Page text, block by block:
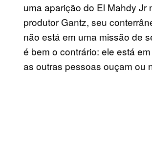
uma aparição do El Mahdy Jr
produtor Gantz, seu
não está em uma missão de
é bem o contrário: ele está
as outras pessoas ouçam ou